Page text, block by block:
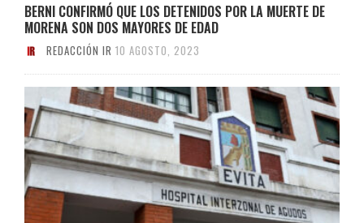
BERNI CONFIRMÓ QUE LOS DETENIDOS POR LA MUERTE DE
MORENA SON DOS MAYORES DE EDAD
REDACCIÓN IR 10 AGOSTO, 2023